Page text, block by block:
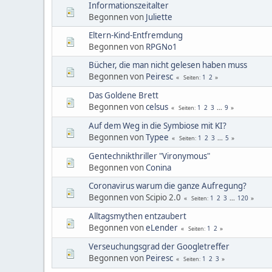
Informationszeitalter
Begonnen von Juliette
Eltern-Kind-Entfremdung
Begonnen von RPGNo1
Bücher, die man nicht gelesen haben muss
Begonnen von Peiresc Seiten 1 2
Das Goldene Brett
Begonnen voncelsus Seiten 1 2 3 ... 9
Auf dem Weg in die Symbiose mit KI?
Begonnen vonTypee Seiten 1 2 3 ... 5
Gentechnikthriller "Vironymous"
Begonnen vonConina
Coronavirus warum die ganze Aufregung?
Begonnen von Scipio 2.0
Seiten 1 2 3 ... 120
Alltagsmythen entzaubert
Begonnen voneLender Seiten 1 2
Verseuchungsgrad der Googletreffer
Begonnen von Peiresc Seiten 1 2 3